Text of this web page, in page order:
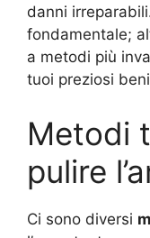
danni
fondamentale;
a metodi più
tuoi preziosi
Metodi
pulire
Ci sono diversi